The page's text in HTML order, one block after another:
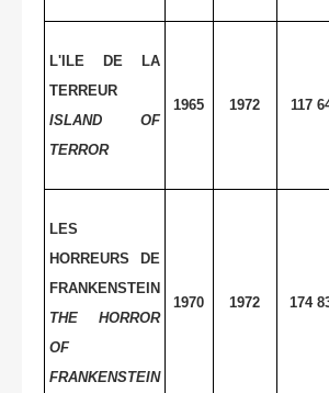
L'ILE DE LA
TERREUR
ISLAND OF
TERROR
1965 1972 117
LES
HORREURS DE
FRANKENSTEIN
THE HORROR
OF
FRANKENSTEIN
1970 1972 174